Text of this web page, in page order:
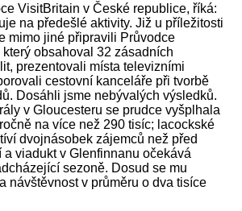
VisitBritain v České republice, říká:
na předešlé aktivity. Již u příležitosti
mimo jiné připravili Průvodce
obsahoval 32 zásadních
prezentovali místa televizními
cestovní kanceláře při tvorbě
Dosáhli jsme nebývalých výsledků.
v Gloucesteru se prudce vyšplhala
na více než 290 tisíc; lacockské
dvojnásobek zájemců než před
a viadukt v Glenfinnanu očekává
sezoně. Dosud se mu
návštěvnost v průměru o dva tisíce